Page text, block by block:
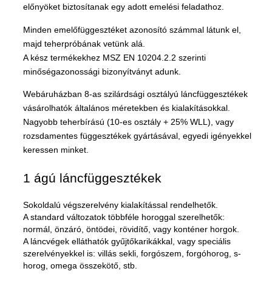
előnyöket biztosítanak egy adott emelési feladathoz.
Minden emelőfüggesztéket azonosító számmal látunk el,
majd teherpróbának vetünk alá.
A kész termékekhez MSZ EN 10204.2.2 szerinti
minőségazonossági bizonyítványt adunk.
Webáruházban 8-as szilárdsági osztályú láncfüggesztékek
vásárolhatók általános méretekben és kialakításokkal.
Nagyobb teherbírású (10-es osztály + 25% WLL), vagy
rozsdamentes függesztékek gyártásával, egyedi igényekkel
keressen minket.
1 ágú láncfüggesztékek
Sokoldalú végszerelvény kialakítással rendelhetők.
A standard változatok többféle horoggal szerelhetők:
normál, önzáró, öntödei, rövidítő, vagy konténer horgok.
A láncvégek elláthatók gyűjtőkarikákkal, vagy speciális
szerelvényekkel is: villás sekli, forgószem, forgóhorog, s-
horog, omega összekötő, stb.